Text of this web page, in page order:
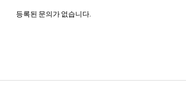
등록된 문의가 없습니다.